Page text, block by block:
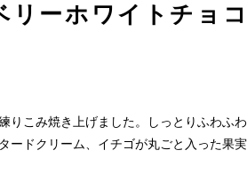
ーホワイトチョ
こみ焼き上げました。しっとりふわふ
ードクリーム、イチゴが丸ごと入った果